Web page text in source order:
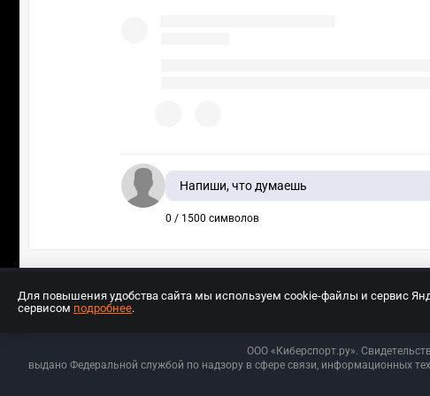
Напиши, что думаешь
0 / 1500 символов
ООО «Киберспорт.ру».
выдано Федеральной службой по надзору в сфере связи, информационных
Для повышения удобства сайта мы используем cookie-файлы и сервис
сервисом подробнее.